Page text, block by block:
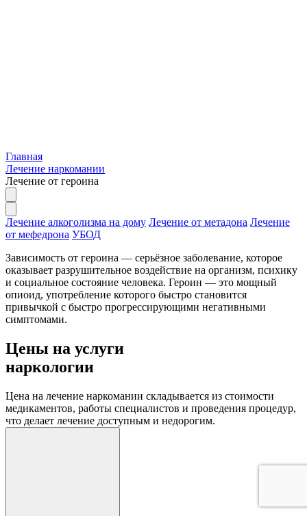
Главная
Лечение наркомании
Лечение от героина
Лечение алкоголизма на дому Лечение от метадона Лечение
от мефедрона УБОД
Зависимость от героина — серьёзное заболевание, которое
оказывает разрушительное воздействие на организм, психику
и социальное состояние человека. Героин — это мощный
опиоид, употребление которого быстро становится
привычкой с быстро прогрессирующими негативными
симптомами.
Цены на услуги
наркологии
Цена на лечение наркомании складывается из стоимости
медикаментов, работы специалистов и проведения процедур,
что делает лечение доступным и недорогим.